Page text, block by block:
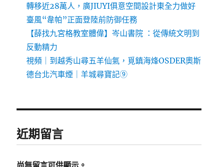
轉移近28萬人，廣JIUYI俱意空間設計東全力做好
臺風“韋帕”正面登陸前防御任務
【薛找九宮格教室體偉】岑山書院 ：從傳統文明到
反動精力
視頻｜到越秀山尋五羊仙氣，覓鎮海烽OSDER奧斯
德台北汽車煙｜羊城尋寶記⑨
近期留言